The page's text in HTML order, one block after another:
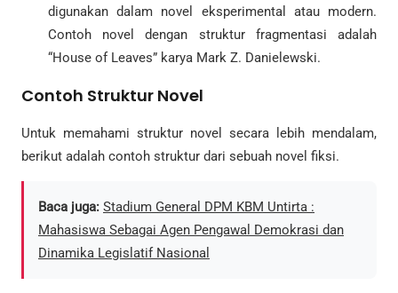
digunakan dalam novel eksperimental atau modern.
Contoh novel dengan struktur fragmentasi adalah
“House of Leaves” karya Mark Z. Danielewski.
Contoh Struktur Novel
Untuk memahami struktur novel secara lebih mendalam,
berikut adalah contoh struktur dari sebuah novel fiksi.
Baca juga: Stadium General DPM KBM Untirta :
Mahasiswa Sebagai Agen Pengawal Demokrasi dan
Dinamika Legislatif Nasional